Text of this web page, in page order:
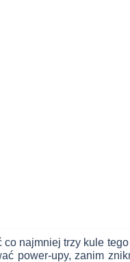
najmniej trzy kule
power-upy, zanim